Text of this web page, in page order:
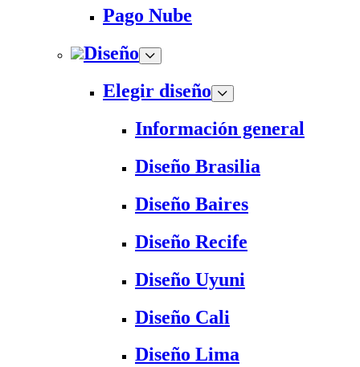
Pago Nube
Diseño
Elegir diseño
Información general
Diseño Brasilia
Diseño Baires
Diseño Recife
Diseño Uyuni
Diseño Cali
Diseño Lima